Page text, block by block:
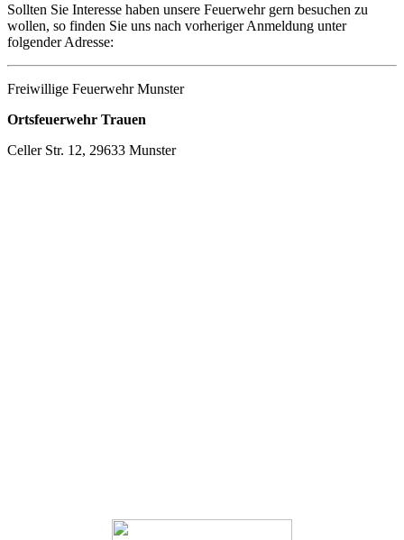
Sollten Sie Interesse haben unsere Feuerwehr gern besuchen zu
wollen, so finden Sie uns nach vorheriger Anmeldung unter
folgender Adresse:
Freiwillige Feuerwehr Munster
Ortsfeuerwehr Trauen
Celler Str. 12, 29633 Munster